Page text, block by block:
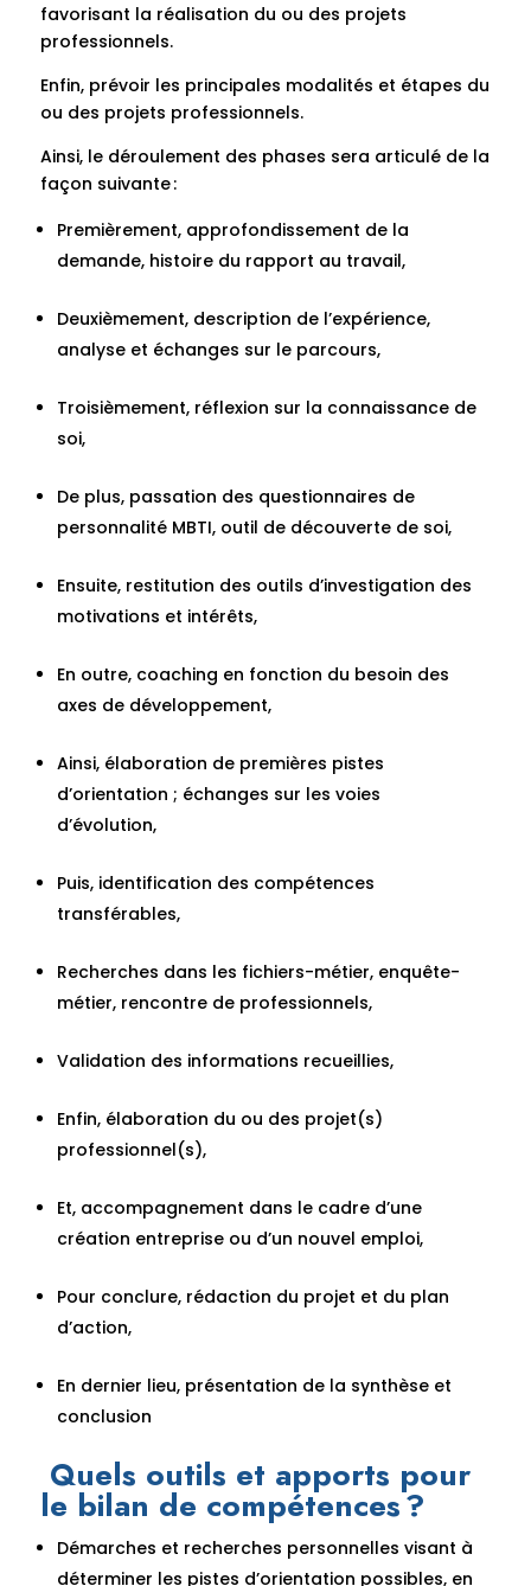
favorisant la réalisation du ou des projets
professionnels.
Enfin, prévoir les principales modalités et étapes du
ou des projets professionnels.
Ainsi, le déroulement des phases sera articulé de la
façon suivante :
Premièrement, approfondissement de la
demande, histoire du rapport au travail,
Deuxièmement, description de l’expérience,
analyse et échanges sur le parcours,
Troisièmement, réflexion sur la connaissance de
soi,
De plus, passation des questionnaires de
personnalité MBTI, outil de découverte de soi,
Ensuite, restitution des outils d’investigation des
motivations et intérêts,
En outre, coaching en fonction du besoin des
axes de développement,
Ainsi, élaboration de premières pistes
d’orientation ; échanges sur les voies
d’évolution,
Puis, identification des compétences
transférables,
Recherches dans les fichiers-métier, enquête-
métier, rencontre de professionnels,
Validation des informations recueillies,
Enfin, élaboration du ou des projet(s)
professionnel(s),
Et, accompagnement dans le cadre d’une
création entreprise ou d’un nouvel emploi,
Pour conclure, rédaction du projet et du plan
d’action,
En dernier lieu, présentation de la synthèse et
conclusion
Quels outils et apports pour
le bilan de compétences ?
Démarches et recherches personnelles visant à
déterminer les pistes d’orientation possibles, en